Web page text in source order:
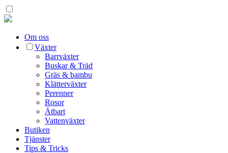
Om oss
Växter
Barrväxter
Buskar & Träd
Gräs & bambu
Klätterväxter
Perenner
Rosor
Ätbart
Vattenväxter
Butiken
Tjänster
Tips & Tricks